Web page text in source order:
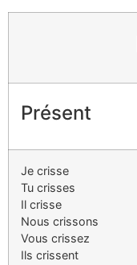
Présent
Je crisse
Tu crisses
Il crisse
Nous crissons
Vous crissez
Ils crissent